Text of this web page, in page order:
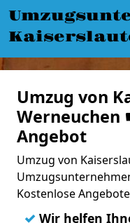
Umzug von
Werneuchen
Angebot
Umzug von
Kostenlose
✓ Wir helfen